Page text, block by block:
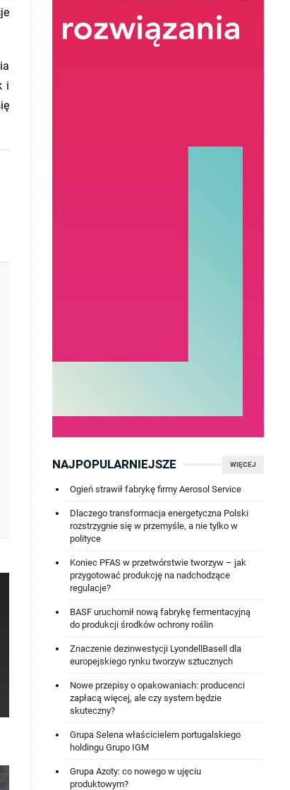
i
WIĘCEJ
NAJPOPULARNIEJSZE
Ogień strawił fabrykę firmy Aerosol Service
Dlaczego transformacja energetyczna Polski
rozstrzygnie się w przemyśle, a nie tylko w
polityce
Koniec PFAS w przetwórstwie tworzyw – jak
przygotować produkcję na nadchodzące
regulacje?
BASF uruchomił nową fabrykę fermentacyjną
do produkcji środków ochrony roślin
Znaczenie dezinwestycji LyondellBasell dla
europejskiego rynku tworzyw sztucznych
Nowe przepisy o opakowaniach: producenci
zapłacą więcej, ale czy system będzie
skuteczny?
Grupa Selena właścicielem portugalskiego
holdingu Grupo IGM
Grupa Azoty: co nowego w ujęciu
produktowym?